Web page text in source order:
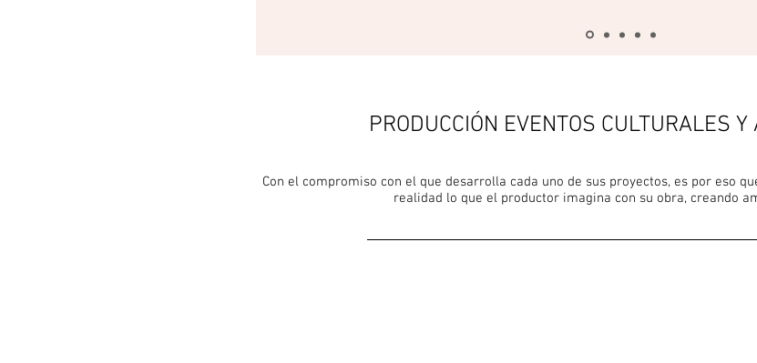
PRODUCCIÓN EVENTOS CULTURALES Y
Con el compromiso con el que desarrolla cada uno de sus proyectos, es por eso
realidad lo que el productor imagina con su obra, creando